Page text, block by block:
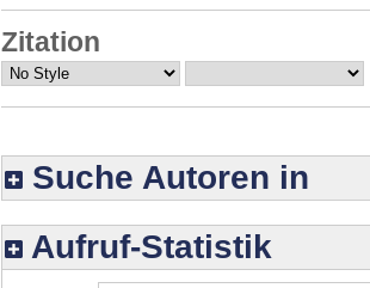
Zitation
Suche Autoren in
Aufruf-Statistik